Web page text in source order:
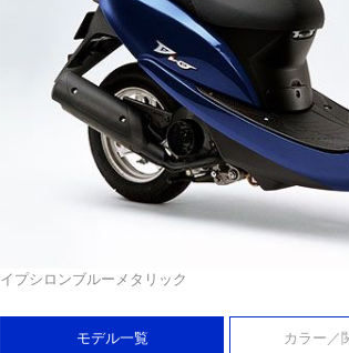
イプシロンブルーメタリック
モデル一覧 カラー／